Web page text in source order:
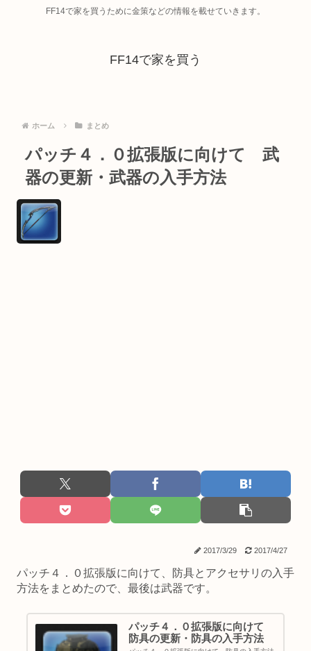
FF14で家を買うために金策などの情報を載せていきます。
FF14で家を買う
ホーム まとめ
パッチ４．０拡張版に向けて 武
器の更新・武器の入手方法
2017/3/29 2017/4/27
パッチ４．０拡張版に向けて、防具とアクセサリの入手
方法をまとめたので、最後は武器です。
パッチ４．０拡張版に向けて
防具の更新・防具の入手方法